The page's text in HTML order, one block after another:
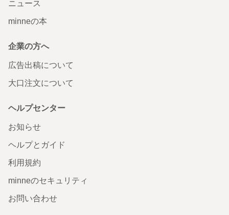
ニュース
minneの本
企業の方へ
広告出稿について
大口注文について
ヘルプセンター
お知らせ
ヘルプとガイド
利用規約
minneのセキュリティ
お問い合わせ